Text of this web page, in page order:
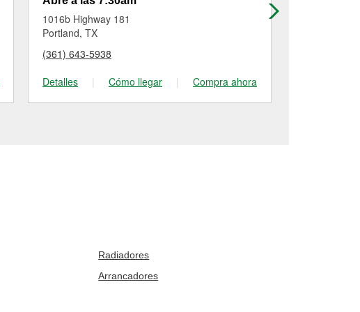
1016b Highway 181
Portland, TX
(361) 643-5938
Detalles
| Cómo llegar | Compra ahora
Radiadores
Arrancadores